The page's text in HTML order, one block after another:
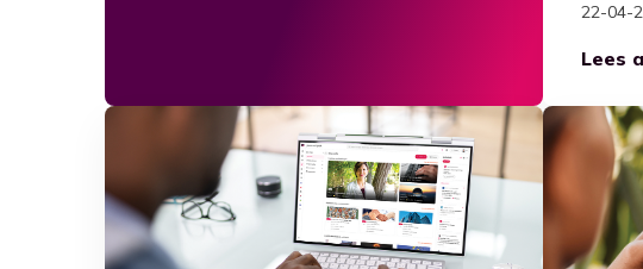
22-04-
Lees